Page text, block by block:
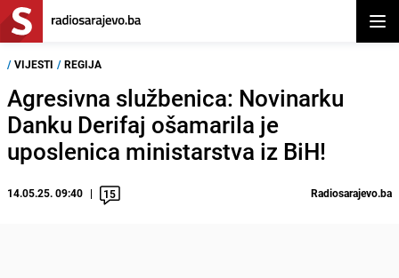
/ VIJESTI / REGIJA
Agresivna službenica: Novinarku
Danku Derifaj ošamarila je
uposlenica ministarstva iz BiH!
14.05.25. 09:40 15 Radiosarajevo.ba